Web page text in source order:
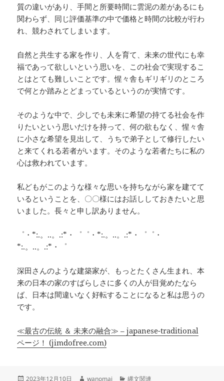
質の違いがあり、手間と所要時間に雲泥の差があるにも
関わらず、同じ評価基準の中で価格と時間の比較が行わ
れ、競わされてしまいます。
自然と共生する家を作り、人を育て、未来の世代にも幸
福であって欲しいという思いを、この社会で実現するこ
とはとても難しいことです。惺々舎もギリギリのところ
で何とか踏みとどまっているというのが実情です。
そのような中で、少しでも未来に希望の持てる社会を作
りたいという思いだけを持って、何の欲もなく、惺々舎
に小さな希望を見出して、うちで弟子として修行したい
と来てくれる若者がいます。そのような若者たちに私の
心は救われています。
私どもがこのような様々な思いを持ちながら家を建てて
いるということを、〇〇様にはお話ししておきたいと思
いました。長々と申し訳ありません。
゜・*:.。..。.:*・゜゜・*:.。..。.:*・゜゜・
*:.。..。.:*・゜
深田さんのような建築家が、もっとたくさん生まれ、本
来の日本の家のすばらしさに多くの人が目覚めたなら
ば、日本は間違いなく好転することになると私は思うの
です。
≪最古の伝統 ＆ 未来の融合≫ – japanese-traditional
ページ！ (jimdofree.com)
投
2023年12月10日 作
wanomai カ
縄文関連